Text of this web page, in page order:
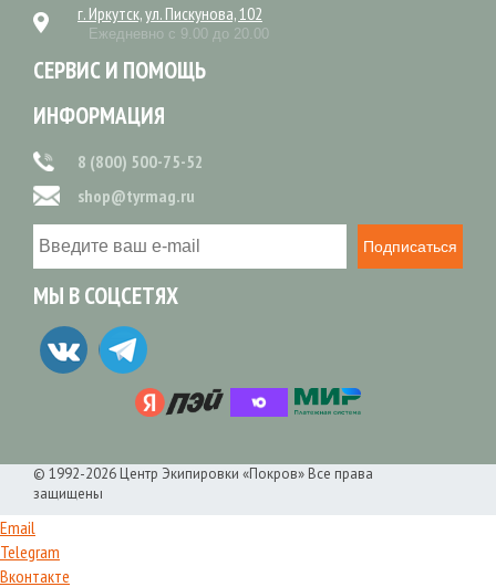
г. Иркутск, ул. Пискунова, 102
Ежедневно с 9.00 до 20.00
СЕРВИС И ПОМОЩЬ
ИНФОРМАЦИЯ
8 (800) 500-75-52
shop@tyrmag.ru
Подписаться
МЫ В СОЦСЕТЯХ
© 1992-2026 Центр Экипировки «Покров» Все права
защищены
Email
Telegram
Вконтакте